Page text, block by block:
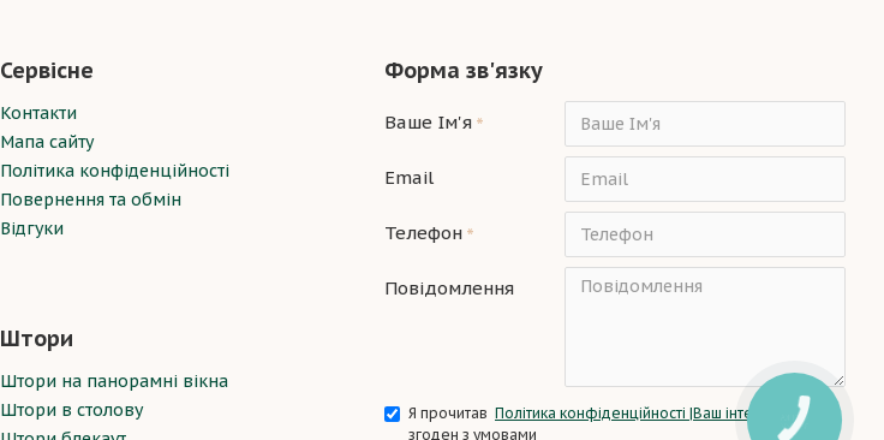
Сервісне
Контакти
Мапа сайту
Політика конфіденційності
Повернення та обмін
Відгуки
Штори
Штори на панорамні вікна
Штори в столову
Форма зв'язку
Ваше Ім'я
Email
Телефон
Повідомлення
Я прочитав Політика конфіденційності |Ваш інтер’єр
згоден з умовами